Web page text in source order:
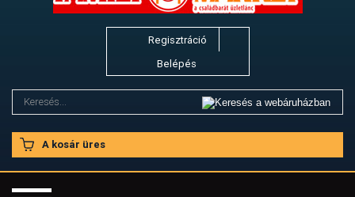
Regisztráció
Belépés
A kosár üres